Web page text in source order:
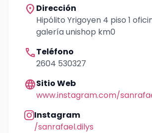
location_on Dirección
Hipólito Yrigoyen 4 piso 1
galería unishop km0
callTeléfono
2604 530327
languageSitio Web
www.instagram.com/
Instagram
/sanrafael.dilys